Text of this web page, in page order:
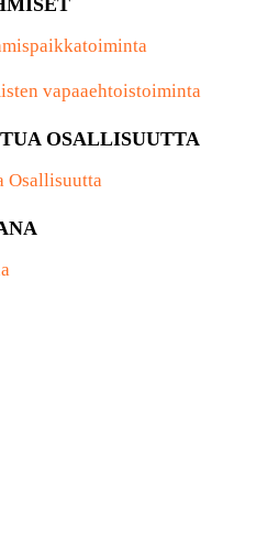
vapaaehtoistoiminta
OSALLISUUTTA
Osallisuutta